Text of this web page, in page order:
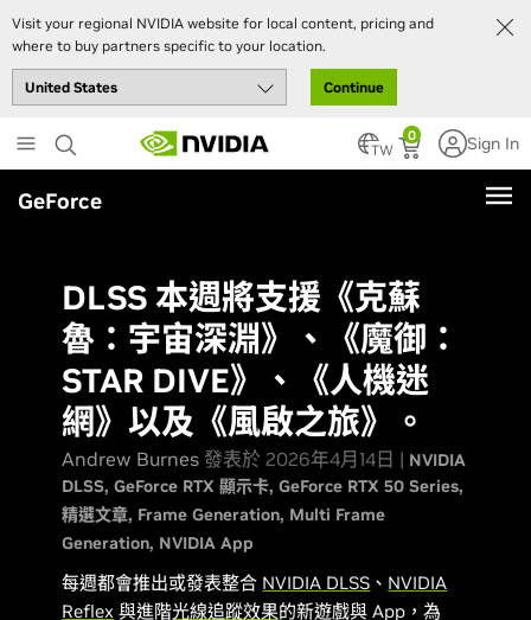
Visit your regional NVIDIA website for local content, pricing and
where to buy partners specific to your location.
Continue
to
main
content
0
TW Sign In
GeForce
DLSS 本週將支援《克蘇
魯：宇宙深淵》、《魔御：
STAR DIVE》、《人機迷
網》以及《風啟之旅》。
Andrew Burnes 發表於 2026年4月14日 | NVIDIA
DLSS GeForce RTX 顯示卡 GeForce RTX 50 Series
精選文章 Frame Generation Multi Frame
Generation NVIDIA App
每週都會推出或發表整合 NVIDIA DLSS 、 NVIDIA
Reflex 與進階光線追蹤效果的新遊戲與 App，為